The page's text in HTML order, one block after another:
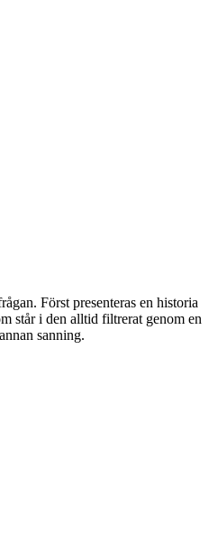
Först presenteras en historia
står i den alltid filtrerat genom en
sanning.